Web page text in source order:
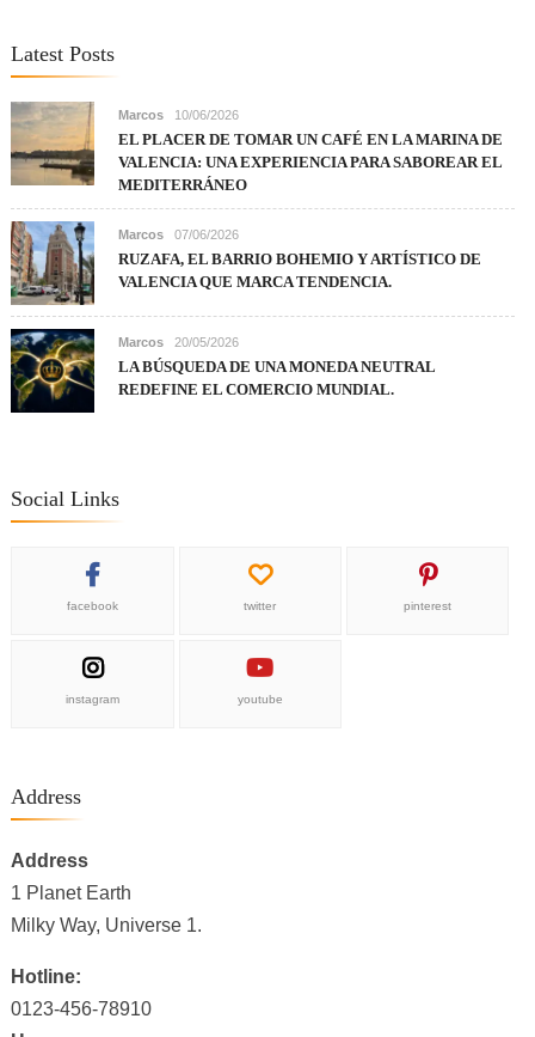
Latest Posts
Marcos 10/06/2026
EL PLACER DE TOMAR UN CAFÉ EN LA MARINA DE
VALENCIA: UNA EXPERIENCIA PARA SABOREAR EL
MEDITERRÁNEO
Marcos 07/06/2026
RUZAFA, EL BARRIO BOHEMIO Y ARTÍSTICO DE
VALENCIA QUE MARCA TENDENCIA.
Marcos 20/05/2026
LA BÚSQUEDA DE UNA MONEDA NEUTRAL
REDEFINE EL COMERCIO MUNDIAL.
Social Links
facebook twitter pinterest
instagram youtube
Address
Address
1 Planet Earth
Milky Way, Universe 1.
Hotline:
0123-456-78910